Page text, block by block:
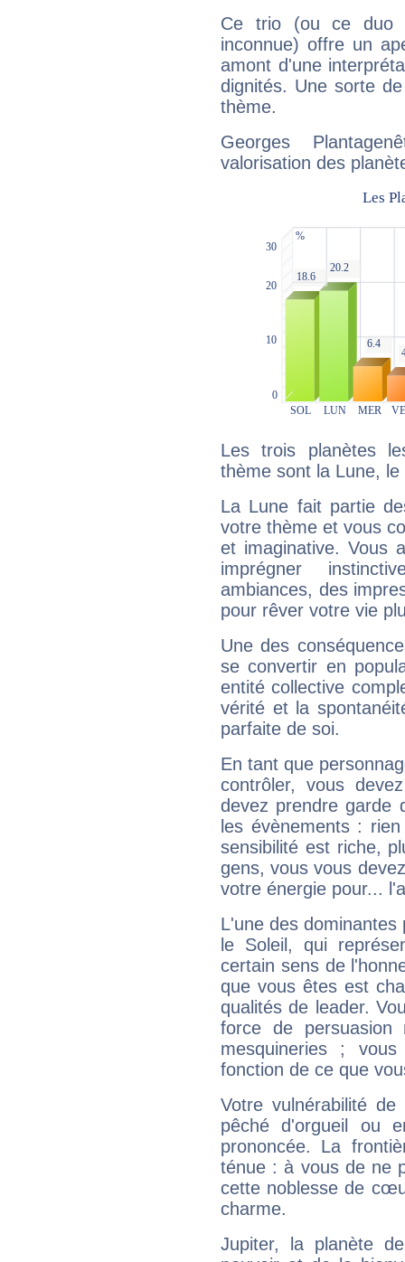
Ce trio (ou ce duo
inconnue) offre un
amont d'une
dignités. Une sorte
thème.
Georges
valorisation des
Les trois planètes
thème sont la Lune,
La Lune fait partie
votre thème et vous
et imaginative. Vous
imprégner
ambiances, des
pour rêver votre vie
Une des
se convertir en
entité collective
vérité et la
parfaite de soi.
En tant que
contrôler, vous
devez prendre garde
les évènements :
sensibilité est riche,
gens, vous vous
votre énergie pour...
L'une des
le Soleil, qui
certain sens de
que vous êtes est
qualités de leader.
force de
mesquineries ;
fonction de ce que
Votre vulnérabilité
pêché d'orgueil ou
prononcée. La
ténue : à vous de ne
cette noblesse de
charme.
Jupiter, la planète